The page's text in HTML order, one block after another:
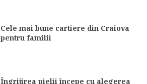
Cele mai bune cartiere din Craiova
pentru familii
Îngrijirea pielii începe cu alegerea